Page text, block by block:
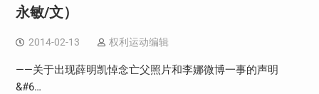
永敏/文）
2014-02-13 权利运动编辑
——关于出现薛明凯悼念亡父照片和李娜微博一事的声明
&#6…